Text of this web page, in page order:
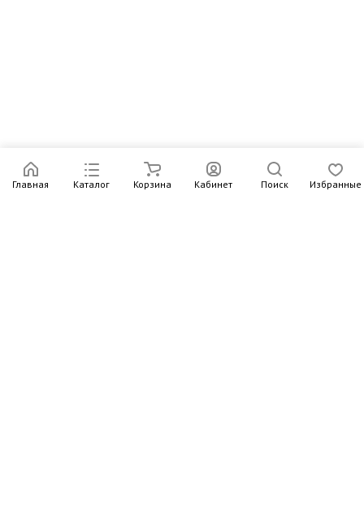
Главная Каталог Корзина Кабинет Поиск Избранные